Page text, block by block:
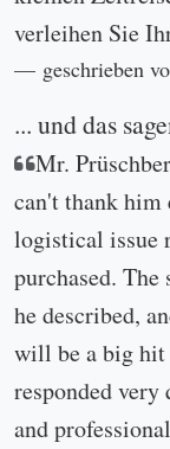
verleihen Sie
geschrieben
... und das
Mr.
can't thank him
logistical issue
purchased.
he described,
will be a big
responded
and